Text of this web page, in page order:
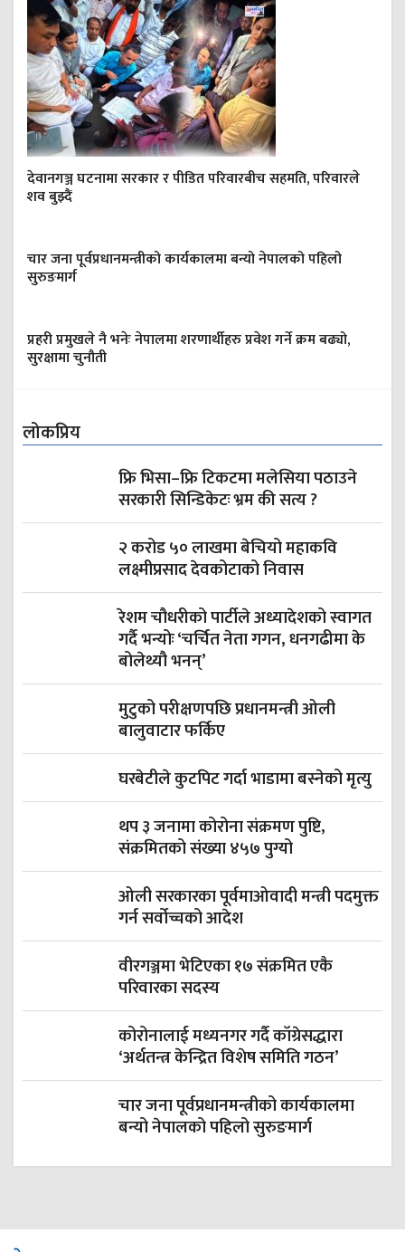
देवानगञ्ज घटनामा सरकार र पीडित परिवारबीच सहमति, परिवारले
शव बुझ्दैं
चार जना पूर्वप्रधानमन्त्रीको कार्यकालमा बन्यो नेपालको पहिलो
सुरुङमार्ग
प्रहरी प्रमुखले नै भनेः नेपालमा शरणार्थीहरु प्रवेश गर्ने क्रम बढ्यो,
सुरक्षामा चुनौती
लोकप्रिय
फ्रि भिसा–फ्रि टिकटमा मलेसिया पठाउने
सरकारी सिन्डिकेटः भ्रम की सत्य ?
२ करोड ५० लाखमा बेचियो महाकवि
लक्ष्मीप्रसाद देवकोटाको निवास
रेशम चौधरीको पार्टीले अध्यादेशको स्वागत
गर्दै भन्योः ‘चर्चित नेता गगन, धनगढीमा के
बोलेथ्यौ भनन्’
मुटुको परीक्षणपछि प्रधानमन्त्री ओली
बालुवाटार फर्किए
घरबेटीले कुटपिट गर्दा भाडामा बस्नेको मृत्यु
थप ३ जनामा कोरोना संक्रमण पुष्टि,
संक्रमितको संख्या ४५७ पुग्यो
ओली सरकारका पूर्वमाओवादी मन्त्री पदमुक्त
गर्न सर्वोच्चको आदेश
वीरगञ्जमा भेटिएका १७ संक्रमित एकै
परिवारका सदस्य
कोरोनालाई मध्यनगर गर्दै काँग्रेसद्धारा
‘अर्थतन्त्र केन्द्रित विशेष समिति गठन’
चार जना पूर्वप्रधानमन्त्रीको कार्यकालमा
बन्यो नेपालको पहिलो सुरुङमार्ग